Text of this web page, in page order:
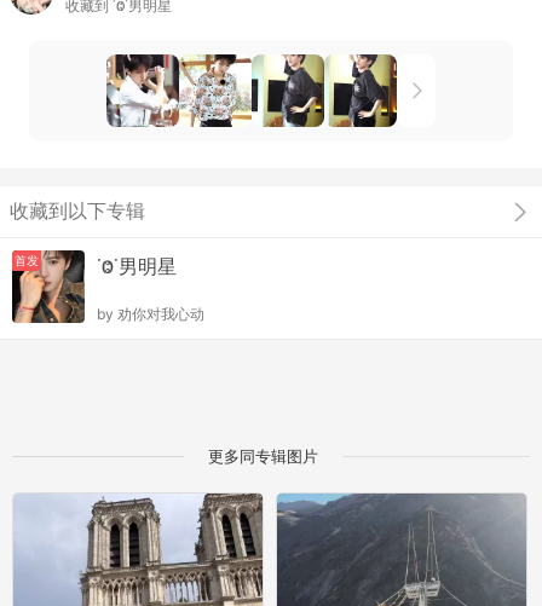
收藏到 ˙Ⱉ˙男明星
收藏到以下专辑
首发 ˙Ⱉ˙男明星
by 劝你对我心动
更多同专辑图片